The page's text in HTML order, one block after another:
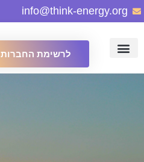
info@think-energy.org
לרשימת החברות